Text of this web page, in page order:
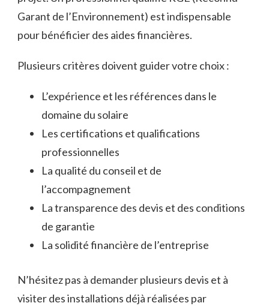
Garant de l’Environnement) est indispensable
pour bénéficier des aides financières.
Plusieurs critères doivent guider votre choix :
L’expérience et les références dans le
domaine du solaire
Les certifications et qualifications
professionnelles
La qualité du conseil et de
l’accompagnement
La transparence des devis et des conditions
de garantie
La solidité financière de l’entreprise
N’hésitez pas à demander plusieurs devis et à
visiter des installations déjà réalisées par